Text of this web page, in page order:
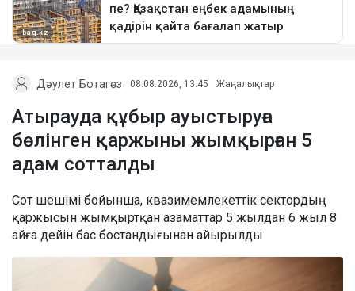
Дәулет Ботагөз 08.08.2026, 13:45 Жаңалықтар
Атырауда құбыр ауыстыруға
бөлінген қаржыны жымқырған 5
адам сотталды
Сот шешімі бойынша, квазимемлекеттік сектордың
қаржысын жымқыртқан азаматтар 5 жылдан 6 жыл 8
айға дейін бас бостандығынан айырылды